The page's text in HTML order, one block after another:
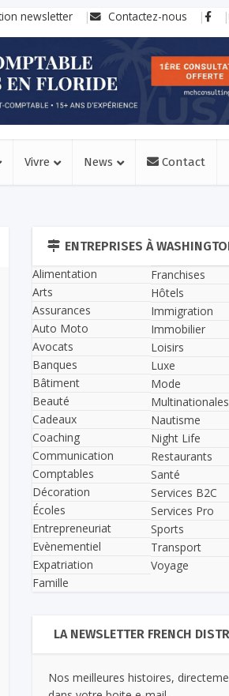
newsletter Contactez-nous
Vivre News Contact
ENTREPRISES À
Alimentation
Arts
Assurances
Auto Moto
Avocats
Banques
Bâtiment
Beauté
Cadeaux
Coaching
Communication
Comptables
Décoration
Écoles
Entrepreneuriat
Evènementiel
Expatriation
Famille
Franchises
Hôtels
Immigration
Immobilier
Loisirs
Luxe
Mode
Multinationales
Nautisme
Night Life
Restaurants
Santé
Services B2C
Services Pro
Sports
Transport
Voyage
LA NEWSLETTER FRENCH
Nos meilleures histoires,